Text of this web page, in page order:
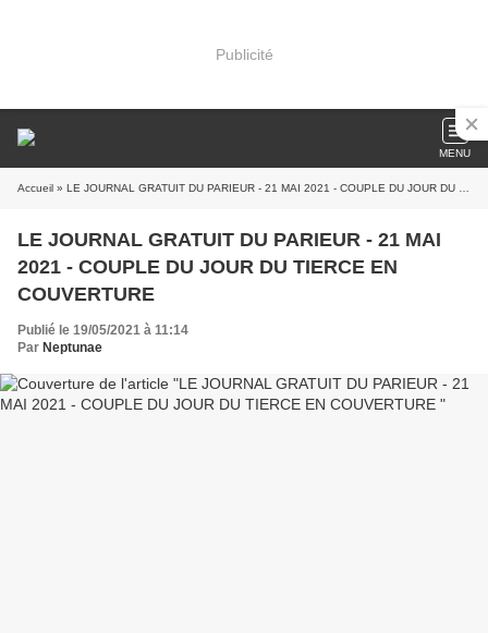
Publicité
MENU
Accueil » LE JOURNAL GRATUIT DU PARIEUR - 21 MAI 2021 - COUPLE DU JOUR DU TIERCE EN COUVERTURE
LE JOURNAL GRATUIT DU PARIEUR - 21 MAI
2021 - COUPLE DU JOUR DU TIERCE EN
COUVERTURE
Publié le 19/05/2021 à 11:14
Par Neptunae